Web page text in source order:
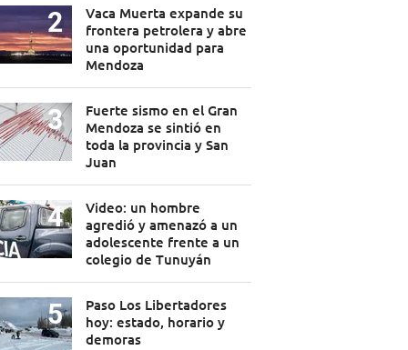
Vaca Muerta expande su
frontera petrolera y abre
una oportunidad para
Mendoza
Fuerte sismo en el Gran
Mendoza se sintió en
toda la provincia y San
Juan
Video: un hombre
agredió y amenazó a un
adolescente frente a un
colegio de Tunuyán
Paso Los Libertadores
hoy: estado, horario y
demoras